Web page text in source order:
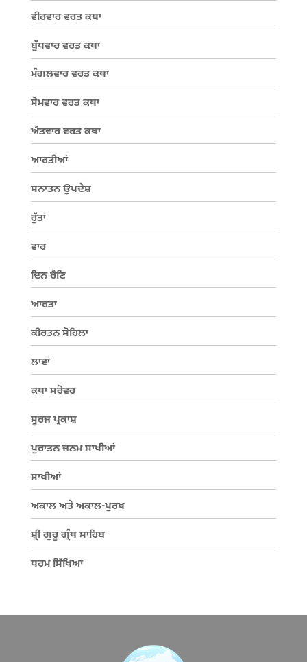
ਵੀਰਵਾਰ ਵਰਤ ਕਥਾ
ਬੁੱਧਵਾਰ ਵਰਤ ਕਥਾ
ਮੰਗਲਵਾਰ ਵਰਤ ਕਥਾ
ਸੋਮਵਾਰ ਵਰਤ ਕਥਾ
ਐਤਵਾਰ ਵਰਤ ਕਥਾ
ਆਰਤੀਆਂ
ਸਨਾਤਨ ਉਪਦੇਸ਼
ਰੁੱਤਾਂ
ਵਾਰ
ਦਿਨ ਰੈਣਿ
ਆਰਤਾ
ਕੀਰਤਨ ਸੋਹਿਲਾ
ਲਾਵਾਂ
ਕਥਾ ਸਰੋਵਰ
ਸੂਰਜ ਪ੍ਰਕਾਸ਼
ਪੁਰਾਤਨ ਜਨਮ ਸਾਖੀਆਂ
ਸਾਖੀਆਂ
ਅਕਾਲ ਅਤੇ ਅਕਾਲ-ਪੁਰਖ
ਸ਼੍ਰੀ ਗੁਰੂ ਗ੍ਰੰਥ ਸਾਹਿਬ
ਧਰਮ ਸਿੱਖਿਆ